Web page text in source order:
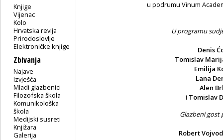
Knjige
Vijenac
Kolo
Hrvatska revija
Prirodoslovlje
Elektroničke knjige
Zbivanja
Najave
Izvješća
Mladi glazbenici
Filozofska škola
Komunikološka
škola
Medijski susreti
Knjižara
Galerija
u podrumu Vinum
U programu
Denis
Tomislav
Emilija
Lana
Alen
i Tomislav
Glazbeni gost
Robert